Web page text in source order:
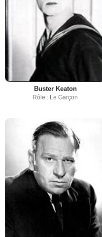
Buster Keaton
Rôle : Le Garçon